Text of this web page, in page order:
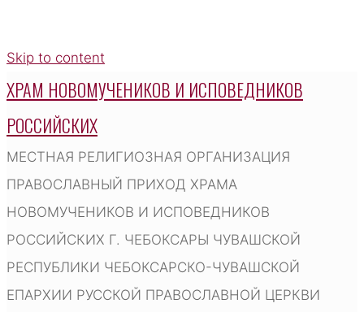
Skip to content
ХРАМ НОВОМУЧЕНИКОВ И ИСПОВЕДНИКОВ
РОССИЙСКИХ
МЕСТНАЯ РЕЛИГИОЗНАЯ ОРГАНИЗАЦИЯ
ПРАВОСЛАВНЫЙ ПРИХОД ХРАМА
НОВОМУЧЕНИКОВ И ИСПОВЕДНИКОВ
РОССИЙСКИХ Г. ЧЕБОКСАРЫ ЧУВАШСКОЙ
РЕСПУБЛИКИ ЧЕБОКСАРСКО-ЧУВАШСКОЙ
ЕПАРХИИ РУССКОЙ ПРАВОСЛАВНОЙ ЦЕРКВИ